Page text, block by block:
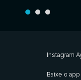
Instagram
Baixe o